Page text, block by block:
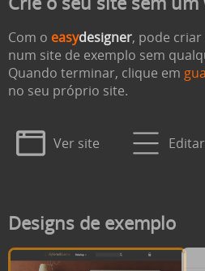
Com o easydesigner, pode
num site de exemplo sem
Quando terminar, clique em
no seu próprio site.
Ver site
Designs de exemplo